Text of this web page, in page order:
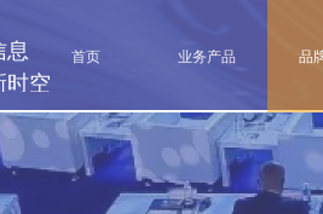
息
时空
首页 业务产品 品